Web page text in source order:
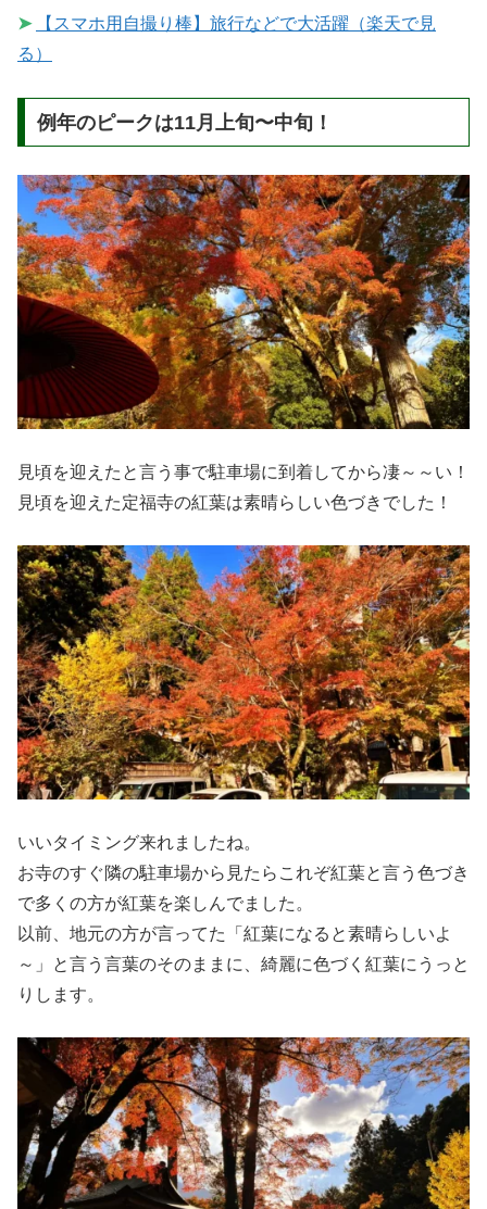
➤
【スマホ用自撮り棒】旅行などで大活躍（楽天で見
る）
例年のピークは11月上旬〜中旬！
見頃を迎えたと言う事で駐車場に到着してから凄～～い！
見頃を迎えた定福寺の紅葉は素晴らしい色づきでした！
いいタイミング来れましたね。
お寺のすぐ隣の駐車場から見たらこれぞ紅葉と言う色づき
で多くの方が紅葉を楽しんでました。
以前、地元の方が言ってた「紅葉になると素晴らしいよ
～」と言う言葉のそのままに、綺麗に色づく紅葉にうっと
りします。